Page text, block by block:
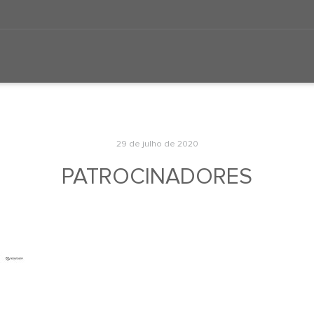
29 de julho de 2020
PATROCINADORES